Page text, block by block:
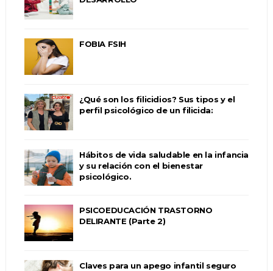
FOBIA FSIH
¿Qué son los filicidios? Sus tipos y el
perfil psicológico de un filicida:
Hábitos de vida saludable en la infancia
y su relación con el bienestar
psicológico.
PSICOEDUCACIÓN TRASTORNO
DELIRANTE (Parte 2)
Claves para un apego infantil seguro